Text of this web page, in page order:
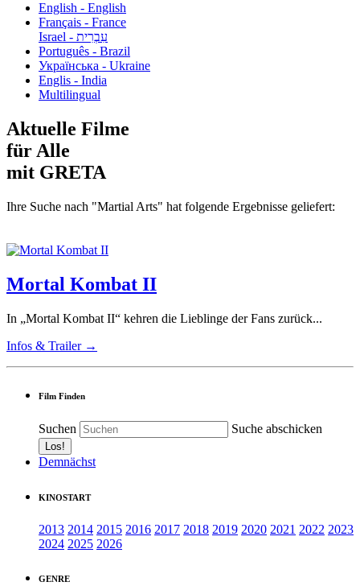
English - English
Français - France
עִבְרִית - Israel
Português - Brazil
Українська - Ukraine
Englis - India
Multilingual
Aktuelle Filme
für Alle
mit GRETA
Ihre Suche nach "Martial Arts" hat folgende Ergebnisse geliefert:
Mortal Kombat II
In „Mortal Kombat II“ kehren die Lieblinge der Fans zurück...
Infos & Trailer →
Film Finden
Suchen Suche abschicken
Demnächst
KINOSTART
2013 2014 2015 2016 2017 2018 2019 2020 2021 2022 2023
2024 2025 2026
GENRE